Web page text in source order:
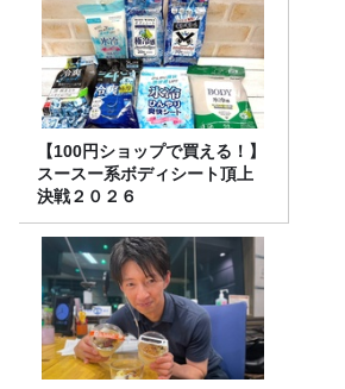
【100円ショップで買える！】
スースー系ボディシート頂上
決戦２０２６